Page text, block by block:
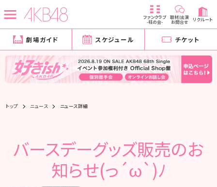
ファンクラブ
-柱の会-
取材/出演
お問合せ リクルート
劇場ガイド スケジュール チケット
トップ ニュース ニュース詳細
バースデーグッズ販売のお
知らせ(っ´ω`)ﾉ